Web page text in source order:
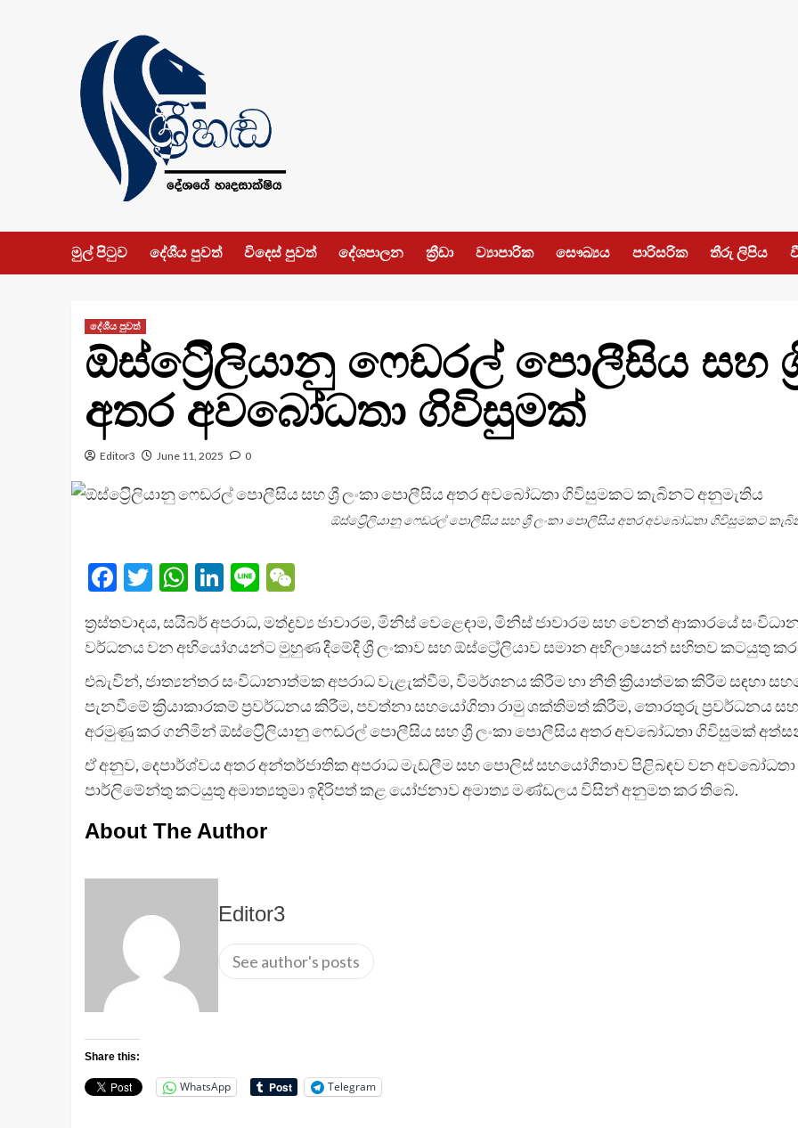
මුල් පිටුව දේශීය පුවත් විදෙස් පුවත් දේශපාලන ක්‍රීඩා ව්‍යාපාරික සෞඛ්‍යය පාරිසරික තීරු ලිපිය
දේශීය පුවත්
ඕස්ට්‍රෙිලියානු ෆෙඩරල් පොලීසිය සහ
අතර අවබෝධතා ගිවිසුමක්
Editor3 June 11, 2025 0
ඕස්ට්‍රෙිලියානු ෆෙඩරල් පොලීසිය සහ ශ්‍රී ලංකා පොලීසිය අතර අවබෝධතා ගිවිසුමකට
Facebook
Twitter
WhatsApp
LinkedIn
LineWeChat
ත්‍රස්තවාදය, සයිබර් අපරාධ, මත්ද්‍රව්‍ය ජාවාරම, මිනිස් වෙළෙඳාම, මිනිස් ජාවාරම සහ වෙනත් ආකාරයේ
වර්ධනය වන අභියෝගයන්ට මුහුණ දීමේදී ශ්‍රී ලංකාව සහ ඕස්ට්‍රේලියාව සමාන අභිලාෂයන් සහිතව කටයුතු
එබැවින්, ජාත්‍යන්තර සංවිධානාත්මක අපරාධ වැළැක්වීම, විමර්ශනය කිරීම හා නීති ක්‍රියාත්මක කිරීම
පැනවීමේ ක්‍රියාකාරකම් ප්‍රවර්ධනය කිරීම, පවත්නා සහයෝගිතා රාමු ශක්තිමත් කිරීම, තොරතුරු ප්‍රවර්ධනය
අරමුණු කර ගනිමින් ඕස්ට්‍රෙිලියානු ෆෙඩරල් පොලීසිය සහ ශ්‍රී ලංකා පොලීසිය අතර අවබෝධතා ගිවිසුමක්
ඒ අනුව, දෙපාර්ශ්වය අතර අන්තර්ජාතික අපරාධ මැඩලීම සහ පොලිස් සහයෝගිතාව පිළිබඳව වන
පාර්ලිමේන්තු කටයුතු අමාත්‍යතුමා ඉදිරිපත් කළ යෝජනාව අමාත්‍ය මණ්ඩලය විසින් අනුමත කර තිබේ.
About The Author
Editor3
See author's posts
Share this:
WhatsApp Telegram